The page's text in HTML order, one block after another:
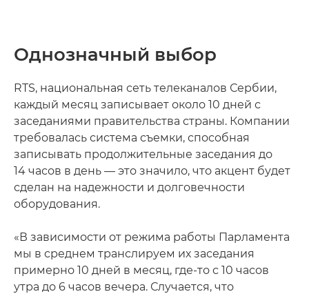
Однозначный выбор
RTS, национальная сеть телеканалов Сербии,
каждый месяц записывает около 10 дней с
заседаниями правительства страны. Компании
требовалась система съемки, способная
записывать продолжительные заседания до
14 часов в день — это значило, что акцент будет
сделан на надежности и долговечности
оборудования.
«В зависимости от режима работы Парламента
мы в среднем транслируем их заседания
примерно 10 дней в месяц, где-то с 10 часов
утра до 6 часов вечера. Случается, что